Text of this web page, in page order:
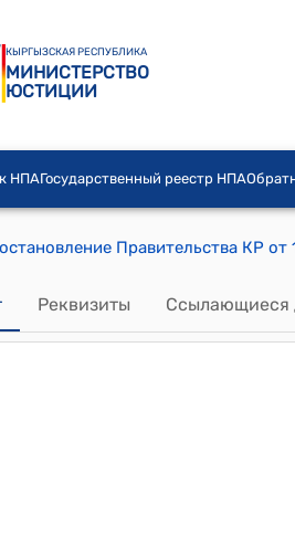
КЫРГЫЗСКАЯ РЕСПУБЛИКА
МИНИСТЕРСТВО
ЮСТИЦИИ
НПАГосударственный реестр НПА
Реквизиты Ссылающиеся